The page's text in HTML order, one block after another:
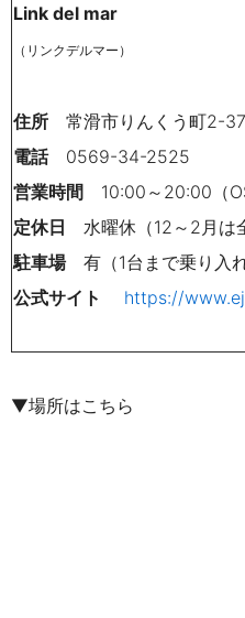
Link del mar
（リンクデルマー）
住所 常滑市りんくう町2-37
電話0569-34-2525
営業時間 10:00～20:00（
定休日 水曜休（12～2月は
駐車場有（1台まで乗り入れ
公式サイト
https://
▼場所はこちら